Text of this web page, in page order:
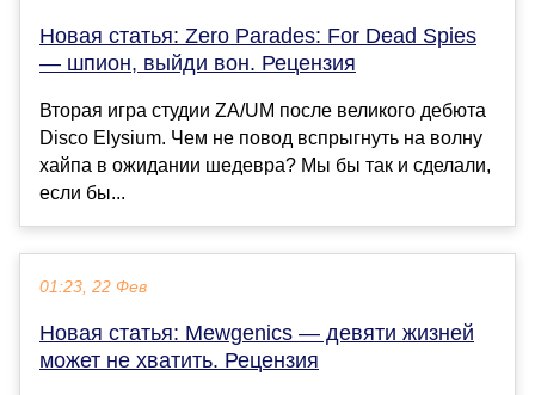
Новая статья: Zero Parades: For Dead Spies
— шпион, выйди вон. Рецензия
Вторая игра студии ZA/UM после великого дебюта
Disco Elysium. Чем не повод вспрыгнуть на волну
хайпа в ожидании шедевра? Мы бы так и сделали,
если бы...
01:23, 22 Фев
Новая статья: Mewgenics — девяти жизней
может не хватить. Рецензия